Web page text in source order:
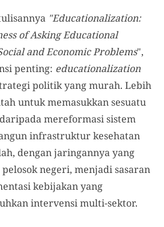
"Educationalization:
of Asking Educational
and Economic Problems",
penting: educationalization
politik yang murah. Lebih
untuk memasukkan sesuatu
mereformasi sistem
infrastruktur kesehatan
dengan jaringannya yang
negeri, menjadi sasaran
kebijakan yang
intervensi multi-sektor.